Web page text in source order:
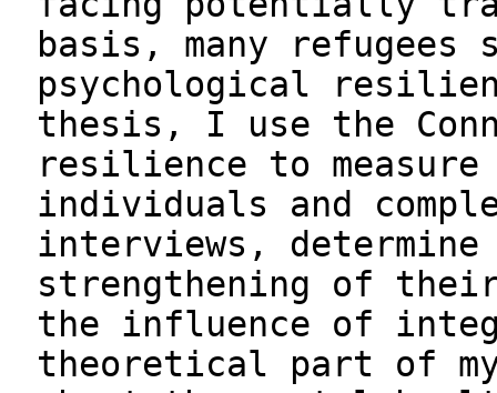
basis, many refugees
psychological
thesis, I use the
resilience to
individuals and
interviews,
strengthening of
the influence of
theoretical part of